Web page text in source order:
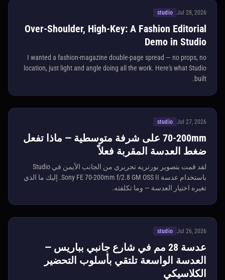
Jul 28, 2026
studio
Over-Shoulder, High-Key: A Fashion Editorial
Demo in Studio
I wanted a fashion-magazine double-page spread — no props, no
location, just light and angle doing all the work. Here's what Studio
built.
Jul 27, 2026
studio
70-200mm على شرفة متوسطية — ماذا تفعل
ضغط العدسة المقربة فعلاً
لقد قمت بتصوير بورتريه تحريري من الجانب الأيمن في Studio
باستخدام عدسة Sony FE 70-200mm f/2.8 GM OSS II. إليك ما الذي
تغيره اختيار العدسة — وما تكلفته.
Jul 26, 2026
studio
عدسة 28 مم في شارع جانبي بباريس —
العدسة الواسعة تلتقي بأسلوب التحضير
الكلاسيكي